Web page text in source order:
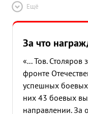
Ещё
За что
«... Тов.
фронте
успешных
них 43 боевых
направлении. За